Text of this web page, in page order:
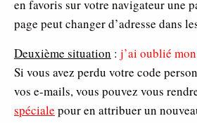
en favoris sur votre navigateur une
page peut changer d’adresse dans
Deuxième situation : j’ai oublié
Si vous avez perdu votre code
vos e-mails, vous pouvez vous
spéciale pour en attribuer un